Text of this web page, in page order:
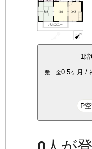
1 階
敷 金0.5ヶ月 /
P